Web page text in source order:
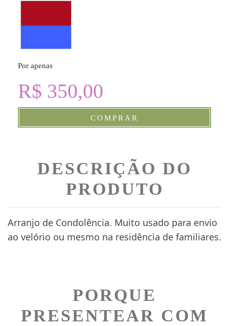
Por apenas
R$ 350,00
COMPRAR
DESCRIÇÃO DO
PRODUTO
Arranjo de Condolência. Muito usado para envio
ao velório ou mesmo na residência de familiares.
PORQUE
PRESENTEAR COM